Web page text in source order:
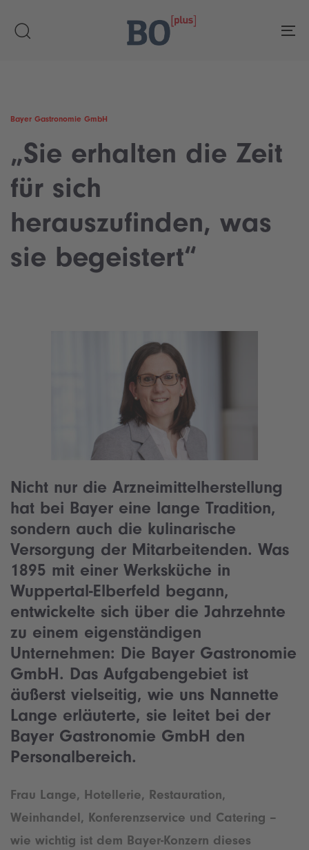
links
content
Bayer Gastronomie GmbH
„Sie erhalten die Zeit
für sich
herauszufinden, was
sie begeistert“
Nicht nur die Arzneimittelherstellung
hat bei Bayer eine lange Tradition,
sondern auch die kulinarische
Versorgung der Mitarbeitenden. Was
1895 mit einer Werksküche in
Wuppertal-Elberfeld begann,
entwickelte sich über die Jahrzehnte
zu einem eigenständigen
Unternehmen: Die Bayer Gastronomie
GmbH. Das Aufgabengebiet ist
äußerst vielseitig, wie uns Nannette
Lange erläuterte, sie leitet bei der
Bayer Gastronomie GmbH den
Personalbereich.
Frau Lange, Hotellerie, Restauration,
Weinhandel, Konferenzservice und Catering –
wie wichtig ist dem Bayer-Konzern dieses